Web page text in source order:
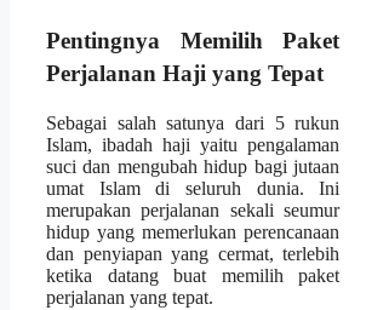
Pentingnya Memilih Paket
Perjalanan Haji yang Tepat
Sebagai salah satunya dari 5 rukun
Islam, ibadah haji yaitu pengalaman
suci dan mengubah hidup bagi jutaan
umat Islam di seluruh dunia. Ini
merupakan perjalanan sekali seumur
hidup yang memerlukan perencanaan
dan penyiapan yang cermat, terlebih
ketika datang buat memilih paket
perjalanan yang tepat.